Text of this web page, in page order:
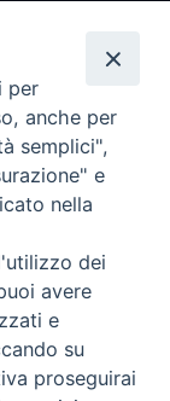
- Tutti i
per
anche per
semplici",
e
nella
dei
avere
e
su
proseguirai